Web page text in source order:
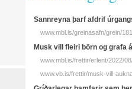
Sannreyna þarf afdrif
www.mbl.is/greinasafn/grein/
Musk vill fleiri börn og grafa
www.mbl.is/frettir/erlent/2022/
www.vb.is/frettir/musk-vill-